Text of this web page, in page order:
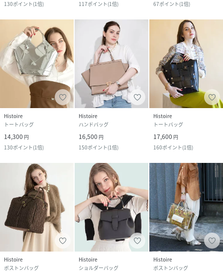
130ポイント(1倍) 117ポイント(1倍) 67ポイント(1倍)
Histoire
トートバッグ
14,300 円
130ポイント(1倍)
Histoire
ハンドバッグ
16,500 円
150ポイント(1倍)
Histoire
トートバッグ
17,600 円
160ポイント(1倍)
Histoire
ボストンバッグ
Histoire
ショルダーバッグ
Histoire
ボストンバッグ